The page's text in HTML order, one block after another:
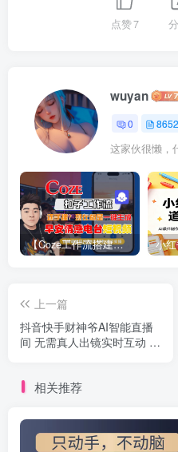
点赞7
wuyan
0 8652
这家伙很懒，
【Coze工作流搭建实操教程】【coze】早安情感电台日签视频还在手动做？用扣子工作流自动生成，省时90%
上一篇
抖音快手财神爷AI智能直播
间 无需真人出镜实时互动 不
相关推荐